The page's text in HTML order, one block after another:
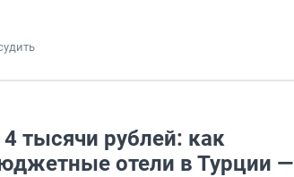
тысячи рублей: как
отели в Турции —